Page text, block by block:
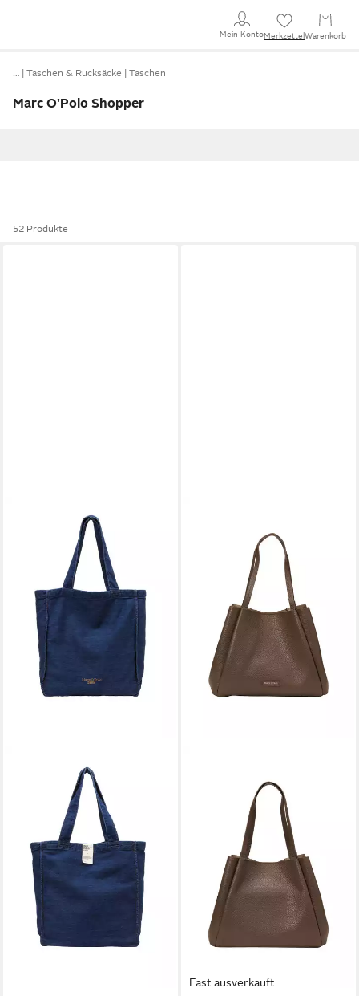
Mein KontoMerkzettel Warenkorb
… Taschen & Rucksäcke Taschen
Marc O'Polo Shopper
52 Produkte
Fast ausverkauft